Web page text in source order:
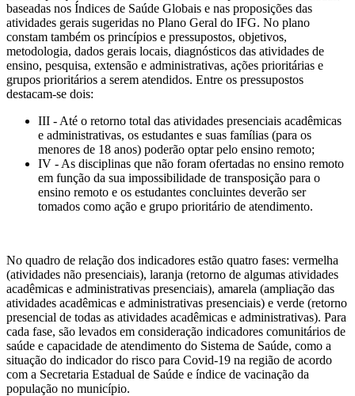
baseadas nos Índices de Saúde Globais e nas proposições das
atividades gerais sugeridas no Plano Geral do IFG. No plano
constam também os princípios e pressupostos, objetivos,
metodologia, dados gerais locais, diagnósticos das atividades de
ensino, pesquisa, extensão e administrativas, ações prioritárias e
grupos prioritários a serem atendidos. Entre os pressupostos
destacam-se dois:
III - Até o retorno total das atividades presenciais acadêmicas
e administrativas, os estudantes e suas famílias (para os
menores de 18 anos) poderão optar pelo ensino remoto;
IV - As disciplinas que não foram ofertadas no ensino remoto
em função da sua impossibilidade de transposição para o
ensino remoto e os estudantes concluintes deverão ser
tomados como ação e grupo prioritário de atendimento.
No quadro de relação dos indicadores estão quatro fases: vermelha
(atividades não presenciais), laranja (retorno de algumas atividades
acadêmicas e administrativas presenciais), amarela (ampliação das
atividades acadêmicas e administrativas presenciais) e verde (retorno
presencial de todas as atividades acadêmicas e administrativas). Para
cada fase, são levados em consideração indicadores comunitários de
saúde e capacidade de atendimento do Sistema de Saúde, como a
situação do indicador do risco para Covid-19 na região de acordo
com a Secretaria Estadual de Saúde e índice de vacinação da
população no município.